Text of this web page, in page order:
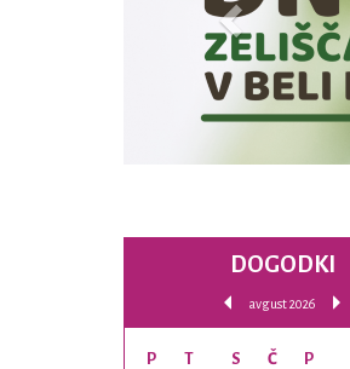
DOGODKI
avgust 2026
P T S Č P